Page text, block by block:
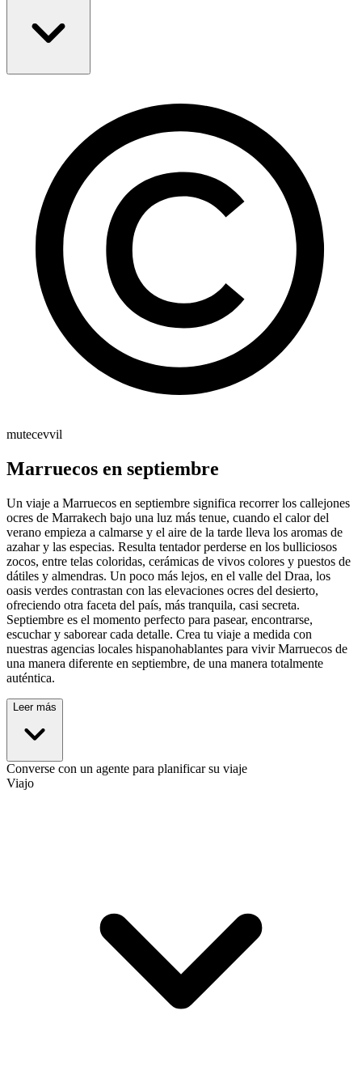
mutecevvil
Marruecos en septiembre
Un viaje a Marruecos en septiembre significa recorrer los callejones
ocres de Marrakech bajo una luz más tenue, cuando el calor del
verano empieza a calmarse y el aire de la tarde lleva los aromas de
azahar y las especias. Resulta tentador perderse en los bulliciosos
zocos, entre telas coloridas, cerámicas de vivos colores y puestos de
dátiles y almendras. Un poco más lejos, en el valle del Draa, los
oasis verdes contrastan con las elevaciones ocres del desierto,
ofreciendo otra faceta del país, más tranquila, casi secreta.
Septiembre es el momento perfecto para pasear, encontrarse,
escuchar y saborear cada detalle. Crea tu viaje a medida con
nuestras agencias locales hispanohablantes para vivir Marruecos de
una manera diferente en septiembre, de una manera totalmente
auténtica.
Leer más
Converse con un agente para planificar su viaje
Viajo